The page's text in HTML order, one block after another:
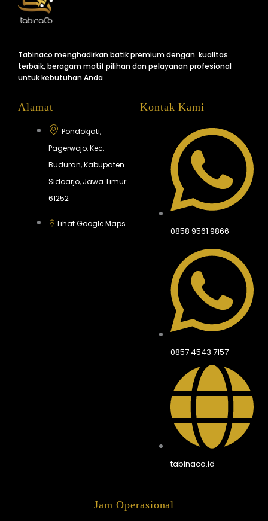
Tabinaco menghadirkan batik premium dengan kualitas
terbaik, beragam motif pilihan dan pelayanan profesional
untuk kebutuhan Anda
Alamat
Pondokjati,
Pagerwojo, Kec.
Buduran, Kabupaten
Sidoarjo, Jawa Timur
61252
Lihat Google Maps
Kontak Kami
0858 9561 9866
0857 4543 7157
tabinaco.id
Jam Operasional